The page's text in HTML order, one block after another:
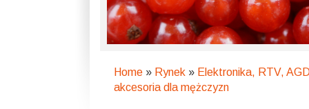
Home » Rynek » Elektronika, RTV,
akcesoria dla mężczyzn